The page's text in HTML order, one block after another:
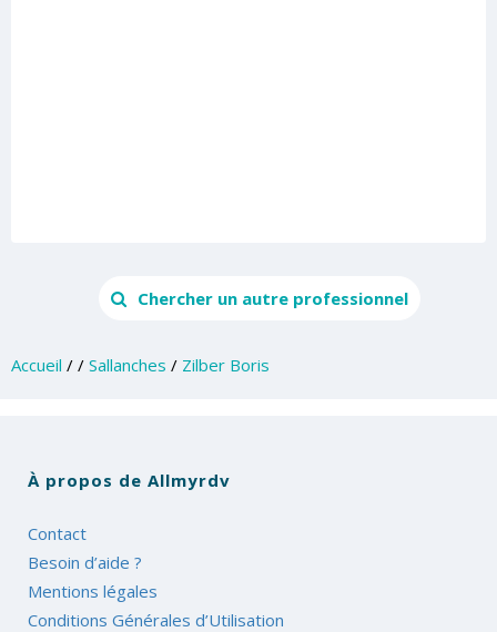
Chercher un autre professionnel
Accueil / / Sallanches / Zilber Boris
À propos de Allmyrdv
Contact
Besoin d’aide ?
Mentions légales
Conditions Générales d’Utilisation